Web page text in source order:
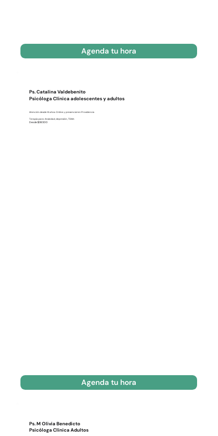
Agenda tu hora
Ps. Catalina Valdebenito
Psicóloga Clínica adolescentes y adultos
Atención desde 14 años. Online y presencial en Providencia
Terapia para: Ansiedad, depresión, TDAH.
Desde $38.500
Agenda tu hora
Ps. M Olivia Benedicto
Psicóloga Clínica Adultos